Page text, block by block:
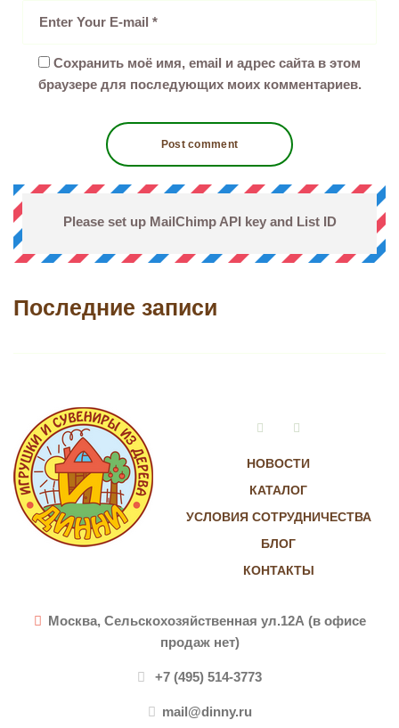
Сохранить моё имя, email и адрес сайта в этом
браузере для последующих моих комментариев.
Please set up MailChimp API key and List ID
Последние записи
НОВОСТИ
КАТАЛОГ
УСЛОВИЯ СОТРУДНИЧЕСТВА
БЛОГ
КОНТАКТЫ
VkontakteInstagram
Москва, Сельскохозяйственная ул.12А (в офисе
продаж нет)
+7 (495) 514-3773
mail@dinny.ru